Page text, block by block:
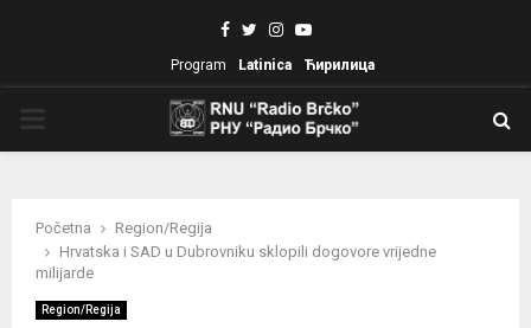
Facebook
TwitterInstagram
Youtube
Program Latinica Ћирилица
Početna
Region/Regija
Hrvatska i SAD u Dubrovniku sklopili dogovore vrijedne
milijarde
Region/Regija